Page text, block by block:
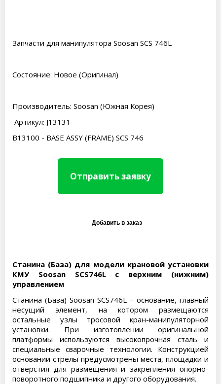
Запчасти для манипулятора Soosan SCS 746L
Состояние: Новое (Оригинал)
Производитель: Soosan (Южная Корея)
Артикул: J13131
B13100 - BASE ASSY (FRAME) SCS 746
Отправить заявку
Станина (База) для модели крановой установки
КМУ Soosan SCS746L с верхним (нижним)
управлением
Станина (База) Soosan SCS746L – основание, главный
несущий элемент, на котором размещаются
остальные узлы тросовой кран-манипуляторной
установки. При изготовлении оригинальной
платформы используются высокопрочная сталь и
специальные сварочные технологии. Конструкцией
основании стрелы предусмотрены места, площадки и
отверстия для размещения и закрепления опорно-
поворотного подшипника и другого оборудования.